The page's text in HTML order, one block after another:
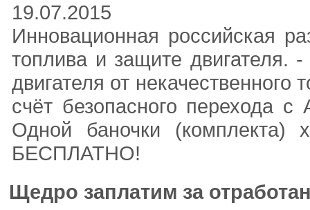
19.07.2015
Инновационная российская
топлива и защите двигателя.
двигателя от
счёт безопасного перехода
Одной баночки
БЕСПЛАТНО!
Щедро заплатим за